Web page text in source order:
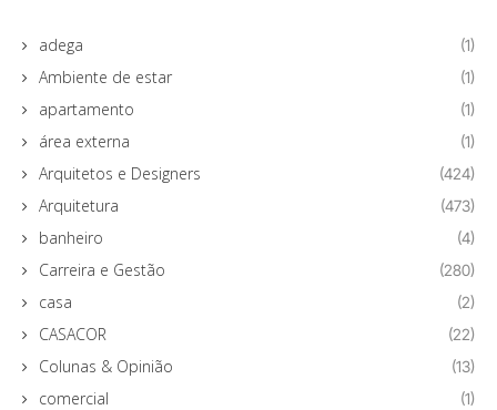
adega (1)
Ambiente de estar (1)
apartamento (1)
área externa (1)
Arquitetos e Designers (424)
Arquitetura (473)
banheiro (4)
Carreira e Gestão (280)
casa (2)
CASACOR (22)
Colunas & Opinião (13)
comercial (1)